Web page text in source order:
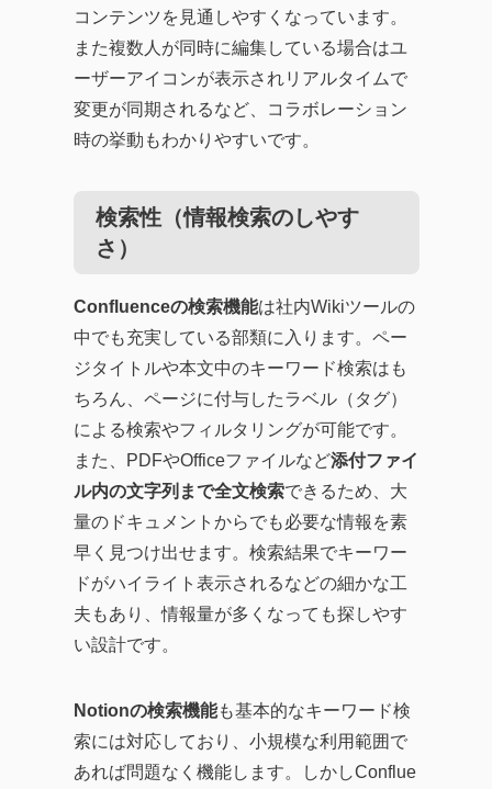
コンテンツを見通しやすくなっています。
また複数人が同時に編集している場合はユ
ーザーアイコンが表示されリアルタイムで
変更が同期されるなど、コラボレーション
時の挙動もわかりやすいです。
検索性（情報検索のしやす
さ）
Confluenceの検索機能は社内Wikiツールの
中でも充実している部類に入ります。ペー
ジタイトルや本文中のキーワード検索はも
ちろん、ページに付与したラベル（タグ）
による検索やフィルタリングが可能です。
また、PDFやOfficeファイルなど添付ファイ
ル内の文字列まで全文検索できるため、大
量のドキュメントからでも必要な情報を素
早く見つけ出せます。検索結果でキーワー
ドがハイライト表示されるなどの細かな工
夫もあり、情報量が多くなっても探しやす
い設計です。
Notionの検索機能も基本的なキーワード検
索には対応しており、小規模な利用範囲で
あれば問題なく機能します。しかしConflue